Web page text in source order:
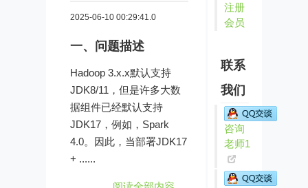
2025-06-10 00:29:41.0
一、问题描述
Hadoop 3.x.x默认支持
JDK8/11，但是许多大数
据组件已经默认支持
JDK17，例如，Spark
4.0。因此，当部署JDK17
+ ......
注册
会员
联系
我们
咨询
老师1